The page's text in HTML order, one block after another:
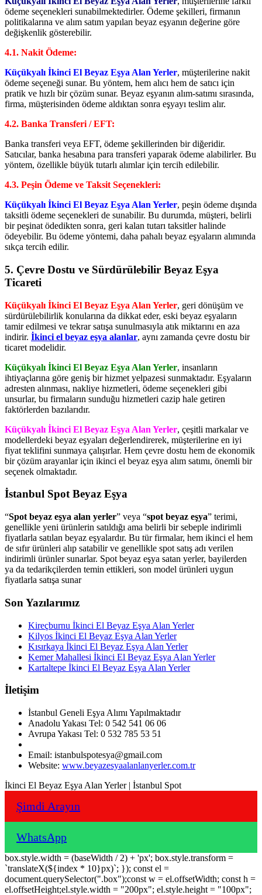
ödeme seçenekleri sunabilmektedirler. Ödeme şekilleri, firmanın
politikalarına ve alım satım yapılan beyaz eşyanın değerine göre
değişkenlik gösterebilir.
4.1. Nakit Ödeme:
Küçükyalı İkinci El Beyaz Eşya Alan Yerler, müşterilerine nakit
ödeme seçeneği sunar. Bu yöntem, hem alıcı hem de satıcı için
pratik ve hızlı bir çözüm sunar. Beyaz eşyanın alım-satımı sırasında,
firma, müşterisinden ödeme aldıktan sonra eşyayı teslim alır.
4.2. Banka Transferi / EFT:
Banka transferi veya EFT, ödeme şekillerinden bir diğeridir.
Satıcılar, banka hesabına para transferi yaparak ödeme alabilirler. Bu
yöntem, özellikle büyük tutarlı alımlar için tercih edilebilir.
4.3. Peşin Ödeme ve Taksit Seçenekleri:
Küçükyalı İkinci El Beyaz Eşya Alan Yerler, peşin ödeme dışında
taksitli ödeme seçenekleri de sunabilir. Bu durumda, müşteri, belirli
bir peşinat ödedikten sonra, geri kalan tutarı taksitler halinde
ödeyebilir. Bu ödeme yöntemi, daha pahalı beyaz eşyaların alımında
sıkça tercih edilir.
5. Çevre Dostu ve Sürdürülebilir Beyaz Eşya
Ticareti
Küçükyalı İkinci El Beyaz Eşya Alan Yerler, geri dönüşüm ve
sürdürülebilirlik konularına da dikkat eder, eski beyaz eşyaların
tamir edilmesi ve tekrar satışa sunulmasıyla atık miktarını en aza
indirir. İkinci el beyaz eşya alanlar, aynı zamanda çevre dostu bir
ticaret modelidir.
Küçükyalı İkinci El Beyaz Eşya Alan Yerler, insanların
ihtiyaçlarına göre geniş bir hizmet yelpazesi sunmaktadır. Eşyaların
adresten alınması, nakliye hizmetleri, ödeme seçenekleri gibi
unsurlar, bu firmaların sunduğu hizmetleri cazip hale getiren
faktörlerden bazılarıdır.
Küçükyalı İkinci El Beyaz Eşya Alan Yerler, çeşitli markalar ve
modellerdeki beyaz eşyaları değerlendirerek, müşterilerine en iyi
fiyat teklifini sunmaya çalışırlar. Hem çevre dostu hem de ekonomik
bir çözüm arayanlar için ikinci el beyaz eşya alım satımı, önemli bir
seçenek olmaktadır.
İstanbul Spot Beyaz Eşya
“Spot beyaz eşya alan yerler” veya “spot beyaz eşya” terimi,
genellikle yeni ürünlerin satıldığı ama belirli bir sebeple indirimli
fiyatlarla satılan beyaz eşyalardır. Bu tür firmalar, hem ikinci el hem
de sıfır ürünleri alıp satabilir ve genellikle spot satış adı verilen
indirimli ürünler sunarlar. Spot beyaz eşya satan yerler, bayilerden
ya da tedarikçilerden temin ettikleri, son model ürünleri uygun
fiyatlarla satışa sunar
Son Yazılarımız
Kireçburnu İkinci El Beyaz Eşya Alan Yerler
Kilyos İkinci El Beyaz Eşya Alan Yerler
Kısırkaya İkinci El Beyaz Eşya Alan Yerler
Kemer Mahallesi İkinci El Beyaz Eşya Alan Yerler
Kartaltepe İkinci El Beyaz Eşya Alan Yerler
İletişim
İstanbul Geneli Eşya Alımı Yapılmaktadır
Anadolu Yakası Tel: 0 542 541 06 06
Avrupa Yakası Tel: 0 532 785 53 51
Email: istanbulspotesya@gmail.com
Website: www.beyazesyaalanlanyerler.com.tr
İkinci El Beyaz Eşya Alan Yerler | İstanbul Spot
Şimdi Arayın
WhatsApp
box.style.width = (baseWidth / 2) + 'px'; box.style.transform =
`translateX(${index * 10}px)`; }); const el =
document.querySelector(".box");const w = el.offsetWidth; const h =
el.offsetHeight;el.style.width = "200px"; el.style.height = "100px";